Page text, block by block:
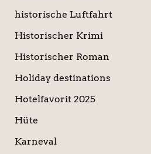
historische Luftfahrt
Historischer Krimi
Historischer Roman
Holiday destinations
Hotelfavorit 2025
Hüte
Karneval